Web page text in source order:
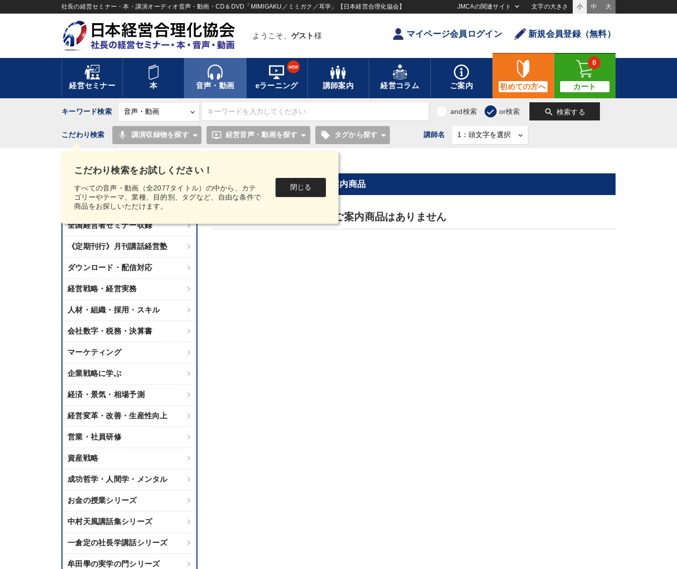
社長の経営セミナー・本・講演オーディオ音声・動画・CD＆DVD「MIMIGAKU／ミミガク／耳学」【日本経営合理化協会】 JMCAの関連サイト 文字の大きさ 小 中 大
ようこそ、 ゲスト 様 マイページ会員ログイン 新規会員登録（無料）
経営セミナー 本 音声・動画 eラーニング
NEW
講師案内 経営コラム ご案内 初めての方へ カート
0
キーワード検索 and検索 or検索 search 検索する
こだわり検索をお試しください！
すべての音声・動画（全2077タイトル）の中から、カテ
ゴリーやテーマ、業種、目的別、タグなど、自由な条件で
商品をお探しいただけます。
閉じる
こだわり検索 mic 講演収録物を探す ondemand_video 経営音声・動画を探す local_offer タグから探す 講師名
講話音声・動画カテゴリー
新刊音声・動画のご案内
全国経営者セミナー収録
《定期刊行》月刊講話経営塾
ダウンロード・配信対応
経営戦略・経営実務
人材・組織・採用・スキル
会社数字・税務・決算書
マーケティング
企業戦略に学ぶ
経済・景気・相場予測
経営変革・改善・生産性向上
営業・社員研修
資産戦略
成功哲学・人間学・メンタル
お金の授業シリーズ
中村天風講話集シリーズ
一倉定の社長学講話シリーズ
牟田學の実学の門シリーズ
【2025年2月】音声・映像ご案内商品
【2025年2月】音声・映像ご案内商品はありません